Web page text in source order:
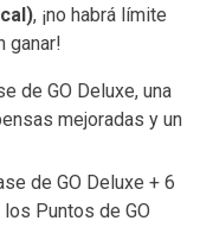
, ¡no habrá límite
ganar!
de GO Deluxe, una
mejoradas y un
de GO Deluxe + 6
Puntos de GO